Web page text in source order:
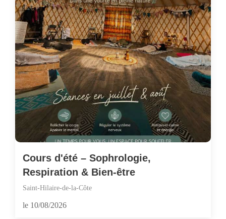
Cours d'été – Sophrologie,
Respiration & Bien-être
Saint-Hilaire-de-la-Côte
le 10/08/2026